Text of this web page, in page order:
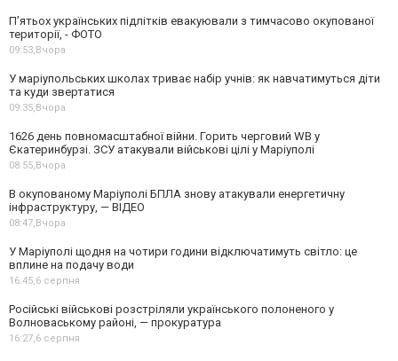
П’ятьох українських підлітків евакуювали з тимчасово окупованої
території, - ФОТО
09:53,Вчора
У маріупольських школах триває набір учнів: як навчатимуться діти
та куди звертатися
09:35,Вчора
1626 день повномасштабної війни. Горить черговий WB у
Єкатеринбурзі. ЗСУ атакували військові цілі у Маріуполі
08:55,Вчора
В окупованому Маріуполі БПЛА знову атакували енергетичну
інфраструктуру, — ВІДЕО
08:47,Вчора
У Маріуполі щодня на чотири години відключатимуть світло: це
вплине на подачу води
16:45,6 серпня
Російські військові розстріляли українського полоненого у
Волноваському районі, — прокуратура
16:27,6 серпня